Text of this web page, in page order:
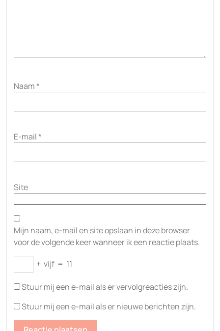
Naam*
E-mail*
Site
Mijn naam, e-mail en site opslaan in deze browser
voor de volgende keer wanneer ik een reactie plaats.
+ vijf = 11
Stuur mij een e-mail als er vervolgreacties zijn.
Stuur mij een e-mail als er nieuwe berichten zijn.